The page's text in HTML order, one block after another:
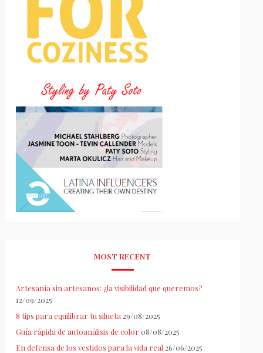
MOST RECENT
Artesanía sin artesanos: ¿la visibilidad que queremos?
12/09/2025
8 tips para equilibrar tu silueta 29/08/2025
Guía rápida de autoanálisis de color 08/08/2025
En defensa de los vestidos para la vida real 26/06/2025